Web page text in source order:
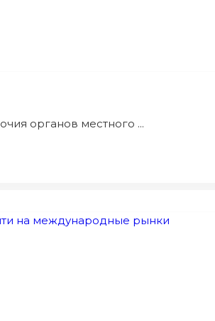
органов местного ...